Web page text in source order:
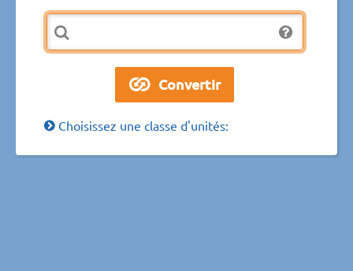
Choisissez une classe d'unités: